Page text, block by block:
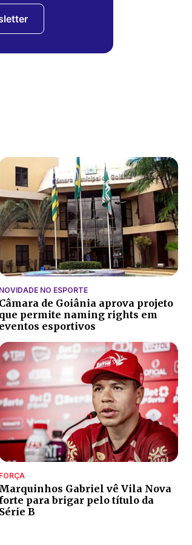
NOVIDADE NO ESPORTE
Câmara de Goiânia aprova projeto
que permite naming rights em
eventos esportivos
FORÇA
Marquinhos Gabriel vê Vila Nova
forte para brigar pelo título da
Série B